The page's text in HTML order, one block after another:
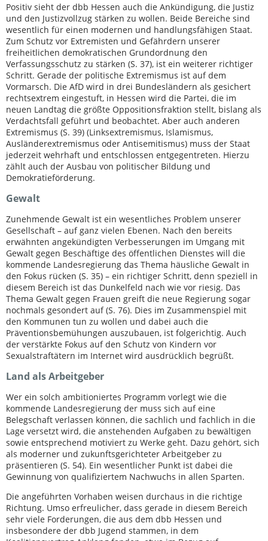
Positiv sieht der dbb Hessen auch die Ankündigung, die Justiz
und den Justizvollzug stärken zu wollen. Beide Bereiche sind
wesentlich für einen modernen und handlungsfähigen Staat.
Zum Schutz vor Extremisten und Gefährdern unserer
freiheitlichen demokratischen Grundordnung den
Verfassungsschutz zu stärken (S. 37), ist ein weiterer richtiger
Schritt. Gerade der politische Extremismus ist auf dem
Vormarsch. Die AfD wird in drei Bundesländern als gesichert
rechtsextrem eingestuft, in Hessen wird die Partei, die im
neuen Landtag die größte Oppositionsfraktion stellt, bislang als
Verdachtsfall geführt und beobachtet. Aber auch anderen
Extremismus (S. 39) (Linksextremismus, Islamismus,
Ausländerextremismus oder Antisemitismus) muss der Staat
jederzeit wehrhaft und entschlossen entgegentreten. Hierzu
zählt auch der Ausbau von politischer Bildung und
Demokratieförderung.
Gewalt
Zunehmende Gewalt ist ein wesentliches Problem unserer
Gesellschaft – auf ganz vielen Ebenen. Nach den bereits
erwähnten angekündigten Verbesserungen im Umgang mit
Gewalt gegen Beschäftige des öffentlichen Dienstes will die
kommende Landesregierung das Thema häusliche Gewalt in
den Fokus rücken (S. 35) – ein richtiger Schritt, denn speziell in
diesem Bereich ist das Dunkelfeld nach wie vor riesig. Das
Thema Gewalt gegen Frauen greift die neue Regierung sogar
nochmals gesondert auf (S. 76). Dies im Zusammenspiel mit
den Kommunen tun zu wollen und dabei auch die
Präventionsbemühungen auszubauen, ist folgerichtig. Auch
der verstärkte Fokus auf den Schutz von Kindern vor
Sexualstraftätern im Internet wird ausdrücklich begrüßt.
Land als Arbeitgeber
Wer ein solch ambitioniertes Programm vorlegt wie die
kommende Landesregierung der muss sich auf eine
Belegschaft verlassen können, die sachlich und fachlich in die
Lage versetzt wird, die anstehenden Aufgaben zu bewältigen
sowie entsprechend motiviert zu Werke geht. Dazu gehört, sich
als moderner und zukunftsgerichteter Arbeitgeber zu
präsentieren (S. 54). Ein wesentlicher Punkt ist dabei die
Gewinnung von qualifiziertem Nachwuchs in allen Sparten.
Die angeführten Vorhaben weisen durchaus in die richtige
Richtung. Umso erfreulicher, dass gerade in diesem Bereich
sehr viele Forderungen, die aus dem dbb Hessen und
insbesondere der dbb Jugend stammen, in dem